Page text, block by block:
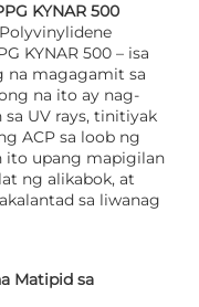
KYNAR 500
KYNAR 500 – isa
na magagamit sa
na ito ay nag-
UV rays, tinitiyak
ACP sa loob ng
ito upang mapigilan
ng alikabok, at
sa liwanag
Matipid sa